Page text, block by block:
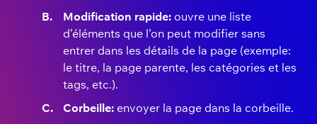
Modification rapide:ouvre une liste
d’éléments que l’on peut modifier sans
entrer dans les détails de la page (exemple:
le titre, la page parente, les catégories et les
tags, etc.).
Corbeille:envoyer la page dans la corbeille.